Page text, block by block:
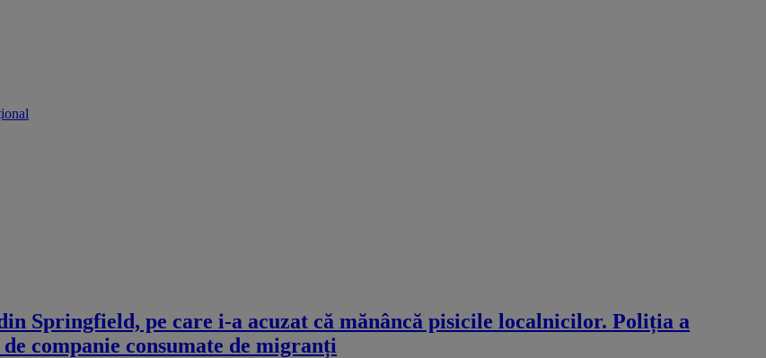
Springfield, pe care i-a acuzat că mănâncă pisicile localnicilor. Poliția a
companie consumate de migranți